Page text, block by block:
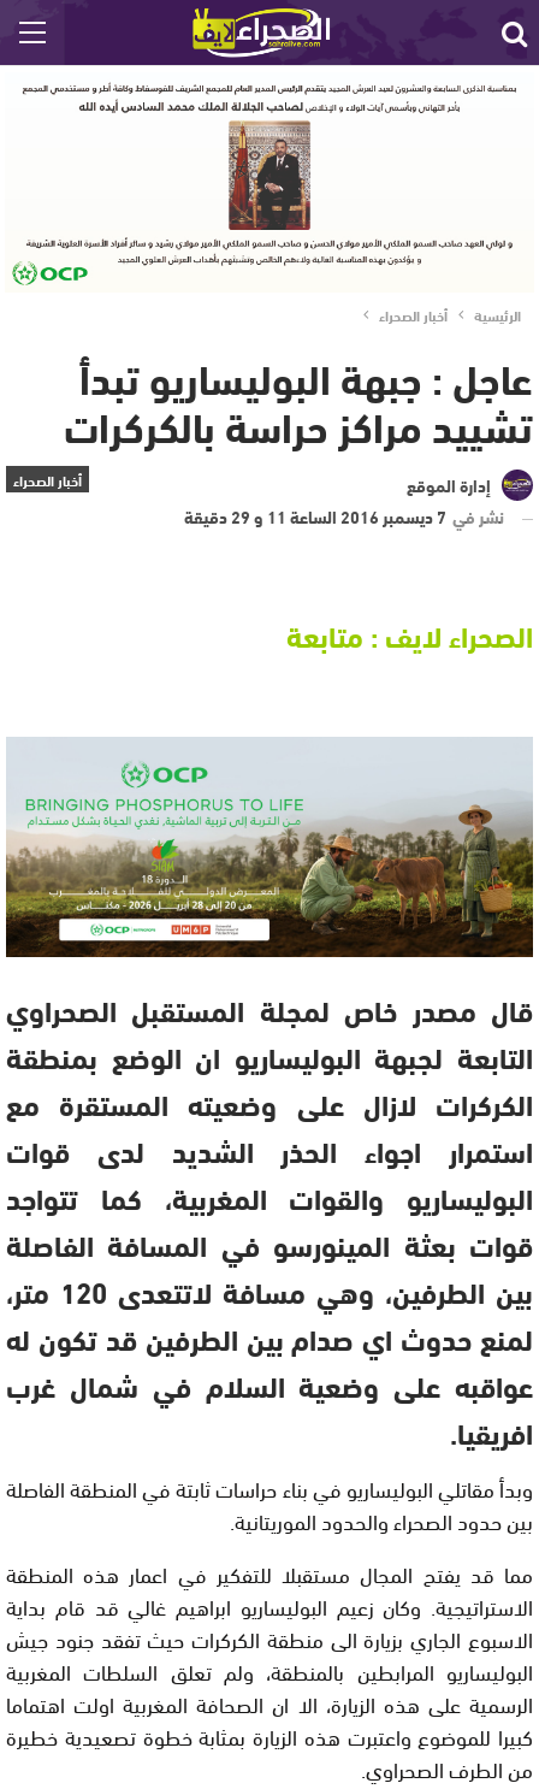
الرئيسية أخبار الصحراء
عاجل : جبهة البوليساريو تبدأ
تشييد مراكز حراسة بالكركرات
أخبار الصحراء
إدارة الموقع
نشر في 7 ديسمبر 2016 الساعة 11 و 29 دقيقة
الصحراء لايف : متابعة
قال مصدر خاص لمجلة المستقبل الصحراوي
التابعة لجبهة البوليساريو ان الوضع بمنطقة
الكركرات لازال على وضعيته المستقرة مع
استمرار اجواء الحذر الشديد لدى قوات
البوليساريو والقوات المغربية، كما تتواجد
قوات بعثة المينورسو في المسافة الفاصلة
بين الطرفين، وهي مسافة لاتتعدى 120 متر،
لمنع حدوث اي صدام بين الطرفين قد تكون له
عواقبه على وضعية السلام في شمال غرب
افريقيا.
وبدأ مقاتلي البوليساريو في بناء حراسات ثابتة في المنطقة الفاصلة
بين حدود الصحراء والحدود الموريتانية.
مما قد يفتح المجال مستقبلا للتفكير في اعمار هذه المنطقة
الاستراتيجية. وكان زعيم البوليساريو ابراهيم غالي قد قام بداية
الاسبوع الجاري بزيارة الى منطقة الكركرات حيث تفقد جنود جيش
البوليساريو المرابطين بالمنطقة، ولم تعلق السلطات المغربية
الرسمية على هذه الزيارة، الا ان الصحافة المغربية اولت اهتماما
كبيرا للموضوع واعتبرت هذه الزيارة بمثابة خطوة تصعيدية خطيرة
من الطرف الصحراوي.